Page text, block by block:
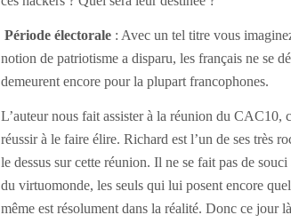
Période électorale : Avec un tel titre vous
notion de patriotisme a disparu, les français ne se
demeurent encore pour la plupart francophones.
L’auteur nous fait assister à la réunion du CAC10,
réussir à le faire élire. Richard est l’un de ses très
le dessus sur cette réunion. Il ne se fait pas de
du virtuomonde, les seuls qui lui posent encore
même est résolument dans la réalité. Donc ce jour